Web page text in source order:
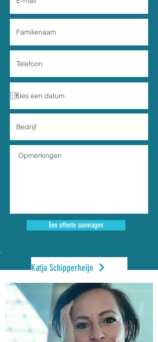
Een offerte aanvragen
Katja Schipperheijn